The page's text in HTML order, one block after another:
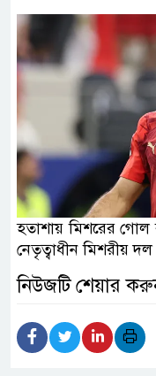
হতাশায় মিশরের গোল
নেতৃত্বাধীন মিশরীয়
নিউজটি শেয়ার